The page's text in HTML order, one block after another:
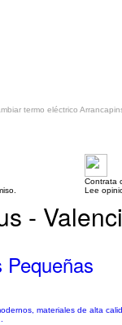
termo eléctrico
Contrata
Lee
-
materiales de alta